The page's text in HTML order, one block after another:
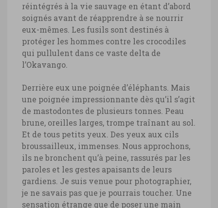
réintégrés à la vie sauvage en étant d’abord
soignés avant de réapprendre à se nourrir
eux-mêmes. Les fusils sont destinés à
protéger les hommes contre les crocodiles
qui pullulent dans ce vaste delta de
l’Okavango.
Derrière eux une poignée d’éléphants. Mais
une poignée impressionnante dès qu’il s’agit
de mastodontes de plusieurs tonnes. Peau
brune, oreilles larges, trompe traînant au sol.
Et de tous petits yeux. Des yeux aux cils
broussailleux, immenses. Nous approchons,
ils ne bronchent qu’à peine, rassurés par les
paroles et les gestes apaisants de leurs
gardiens. Je suis venue pour photographier,
je ne savais pas que je pourrais toucher. Une
sensation étrange que de poser une main